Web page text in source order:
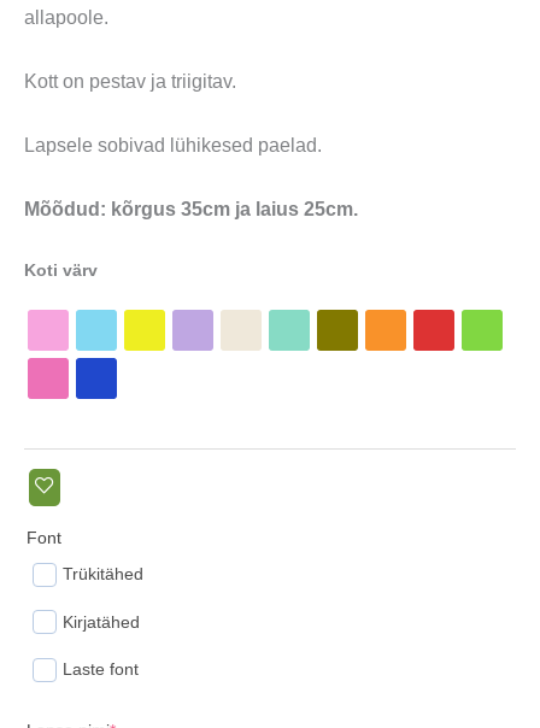
allapoole.
Kott on pestav ja triigitav.
Lapsele sobivad lühikesed paelad.
Mõõdud: kõrgus 35cm ja laius 25cm.
Koti värv
Font
Trükitähed
Kirjatähed
Laste font